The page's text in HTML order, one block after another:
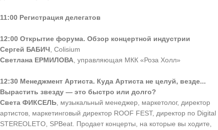
11:00 Регистрация делегатов
12:00 Открытие форума. Обзор концертной индустрии
Сергей БАБИЧ , Colisium
Светлана ЕРМИЛОВА , управляющая МКК «Роза Холл»
12:30 Менеджмент Артиста. Куда Артиста не целуй, везде...
Вырастить звезду — это быстро или долго?
Света ФИКСЕЛЬ , музыкальный менеджер, маркетолог, директор
артистов, маркетинговый директор ROOF FEST, директор по Digital
STEREOLETO, SPBeat. Продает концерты, на которые вы ходите,